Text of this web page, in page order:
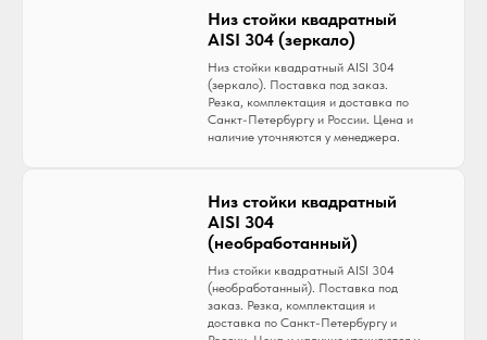
Низ стойки квадратный
AISI 304 (зеркало)
Низ стойки квадратный AISI 304
(зеркало). Поставка под заказ.
Резка, комплектация и доставка по
Санкт-Петербургу и России. Цена и
наличие уточняются у менеджера.
Низ стойки квадратный
AISI 304
(необработанный)
Низ стойки квадратный AISI 304
(необработанный). Поставка под
заказ. Резка, комплектация и
доставка по Санкт-Петербургу и